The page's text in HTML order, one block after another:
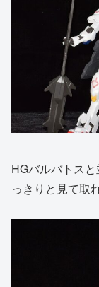
HGバルバトス
っきりと見て取